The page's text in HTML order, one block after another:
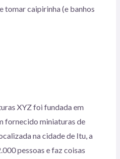
tomar caipirinha (e banhos
XYZ foi fundada em
fornecido miniaturas de
na cidade de Itu, a
pessoas e faz coisas